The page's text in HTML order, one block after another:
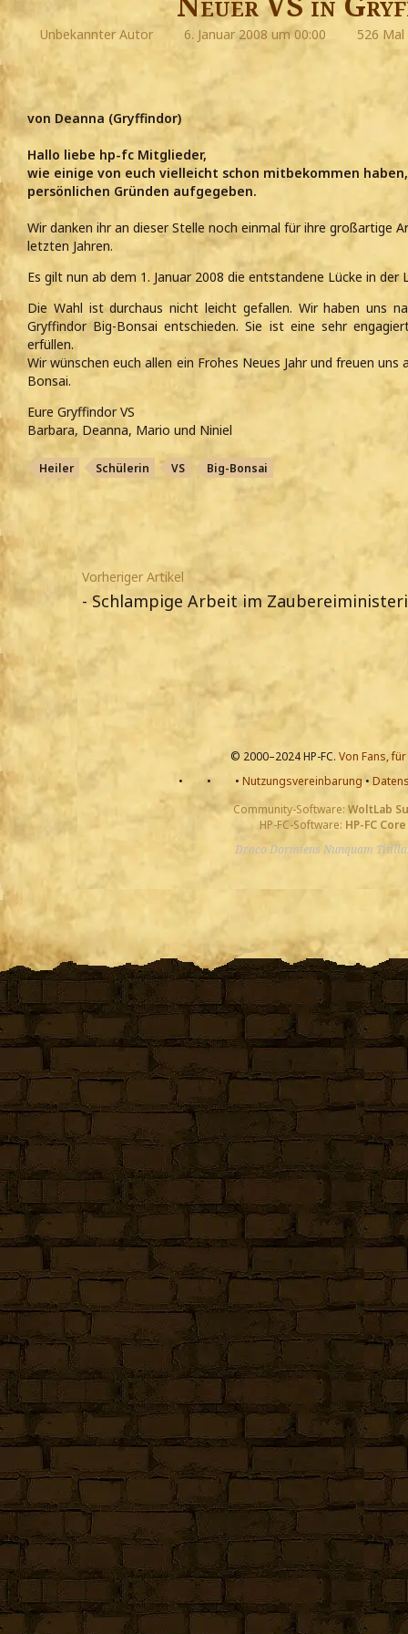
Unbekannter Autor 6. Januar 2008 um 00:00 526 Mal
von Deanna (Gryffindor)
Hallo liebe hp-fc Mitglieder,
wie einige von euch vielleicht schon mitbekommen
persönlichen Gründen aufgegeben.
Wir danken ihr an dieser Stelle noch einmal für ihre großartige
letzten Jahren.
Es gilt nun ab dem 1. Januar 2008 die entstandene Lücke in
Die Wahl ist durchaus nicht leicht gefallen. Wir haben uns
Gryffindor Big-Bonsai entschieden. Sie ist eine sehr
erfüllen.
Wir wünschen euch allen ein Frohes Neues Jahr und freuen
Bonsai.
Eure Gryffindor VS
Barbara, Deanna, Mario und Niniel
Heiler Schülerin VS Big-Bonsai
Vorheriger Artikel
- Schlampige Arbeit im
© 2000–2024 HP-FC. Von Fans,
•
• • Nutzungsvereinbarung•
Community-Software: WoltLab
HP-FC-Software: HP-FC Core
Draco Dormiens Nunquam